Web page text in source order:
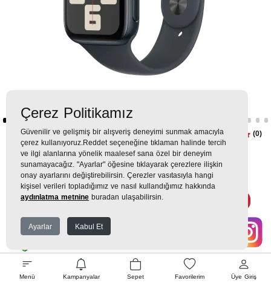
Menü Kampanyalar Sepet Favorilerim Üye Giriş
Apple Watch SE GPS 40mm G.
Yarısı SB M/L Akıllı Saat
(0)
10.999TL
1.222 TLx 9 Taksit = 10.999 TL Ekstra İndirim %12 =
WHATSAPP SİPARİŞ
Çerez Politikamız
Güvenilir ve gelişmiş bir alışveriş deneyimi sunmak amacıyla
çerez kullanıyoruz.Reddet seçeneğine tıklaman halinde tercih
ve ilgi alanlarına yönelik maalesef sana özel bir deneyim
sunamayacağız. "Ayarlar" öğesine tıklayarak çerezlere ilişkin
onay ayarlarını değiştirebilirsin. Çerezler vasıtasıyla hangi
kişisel verileri topladığımız ve nasıl kullandığımız hakkında
aydınlatma metnine buradan ulaşabilirsin.
Ayarlar Kabul Et